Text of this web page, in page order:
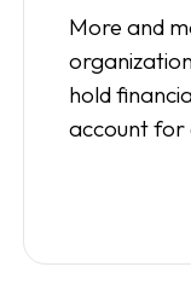
More and
hold
account for